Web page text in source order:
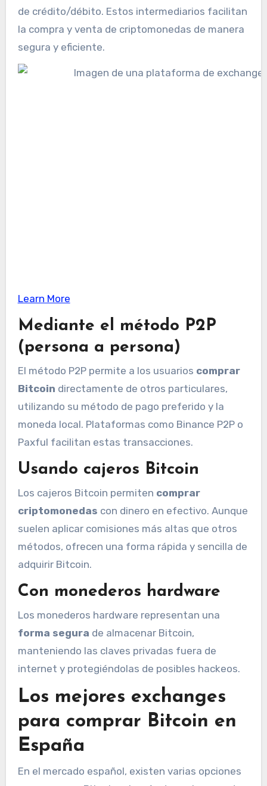
de crédito/débito. Estos intermediarios facilitan
la compra y venta de criptomonedas de manera
segura y eficiente.
Learn More
Mediante el método P2P
(persona a persona)
El método P2P permite a los usuarios comprar
Bitcoin directamente de otros particulares,
utilizando su método de pago preferido y la
moneda local. Plataformas como Binance P2P o
Paxful facilitan estas transacciones.
Usando cajeros Bitcoin
Los cajeros Bitcoin permiten comprar
criptomonedas con dinero en efectivo. Aunque
suelen aplicar comisiones más altas que otros
métodos, ofrecen una forma rápida y sencilla de
adquirir Bitcoin.
Con monederos hardware
Los monederos hardware representan una
forma segura de almacenar Bitcoin,
manteniendo las claves privadas fuera de
internet y protegiéndolas de posibles hackeos.
Los mejores exchanges
para comprar Bitcoin en
España
En el mercado español, existen varias opciones